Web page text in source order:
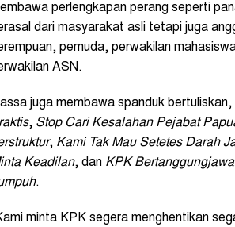
perlengkapan perang seperti
dari masyarakat asli tetapi juga
pemuda, perwakilan
ASN.
juga membawa spanduk bertuliskan,
, Stop Cari Kesalahan Pejabat
, Kami Tak Mau Setetes Darah
Keadilan, dan KPK
.
minta KPK segera menghentikan